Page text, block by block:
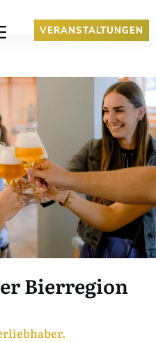
VERANSTALTUNGEN
Bierregion